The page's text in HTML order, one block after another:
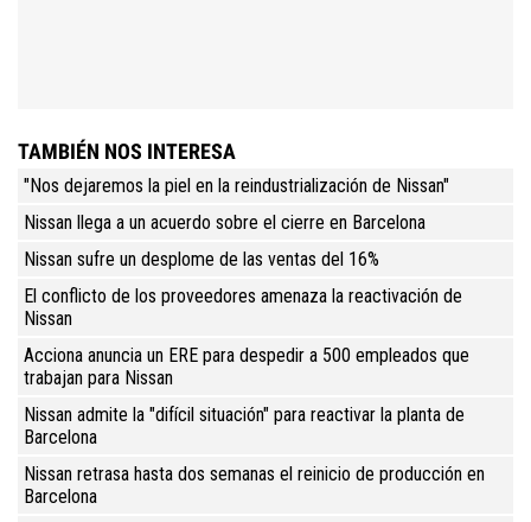
TAMBIÉN NOS INTERESA
"Nos dejaremos la piel en la reindustrialización de Nissan"
Nissan llega a un acuerdo sobre el cierre en Barcelona
Nissan sufre un desplome de las ventas del 16%
El conflicto de los proveedores amenaza la reactivación de
Nissan
Acciona anuncia un ERE para despedir a 500 empleados que
trabajan para Nissan
Nissan admite la "difícil situación" para reactivar la planta de
Barcelona
Nissan retrasa hasta dos semanas el reinicio de producción en
Barcelona